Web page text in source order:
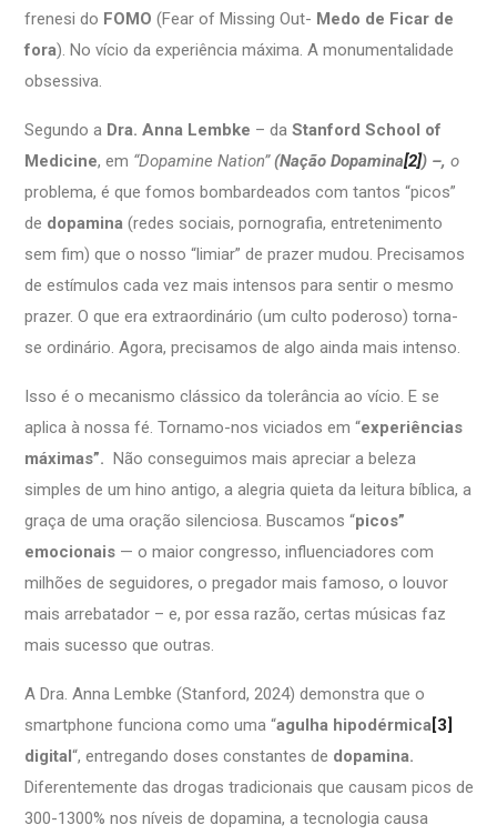
frenesi do FOMO (Fear of Missing Out- Medo de Ficar de
fora). No vício da experiência máxima. A monumentalidade
obsessiva.
Segundo a Dra. Anna Lembke – da Stanford School of
Medicine, em “Dopamine Nation”(Nação Dopamina[2]) –, o
problema, é que fomos bombardeados com tantos “picos”
de dopamina (redes sociais, pornografia, entretenimento
sem fim) que o nosso “limiar” de prazer mudou. Precisamos
de estímulos cada vez mais intensos para sentir o mesmo
prazer. O que era extraordinário (um culto poderoso) torna-
se ordinário. Agora, precisamos de algo ainda mais intenso.
Isso é o mecanismo clássico da tolerância ao vício. E se
aplica à nossa fé. Tornamo-nos viciados em “experiências
máximas”. Não conseguimos mais apreciar a beleza
simples de um hino antigo, a alegria quieta da leitura bíblica, a
graça de uma oração silenciosa. Buscamos “picos”
emocionais — o maior congresso, influenciadores com
milhões de seguidores, o pregador mais famoso, o louvor
mais arrebatador – e, por essa razão, certas músicas faz
mais sucesso que outras.
A Dra. Anna Lembke (Stanford, 2024) demonstra que o
smartphone funciona como uma “agulha hipodérmica[3]
digital“, entregando doses constantes de dopamina.
Diferentemente das drogas tradicionais que causam picos de
300-1300% nos níveis de dopamina, a tecnologia causa